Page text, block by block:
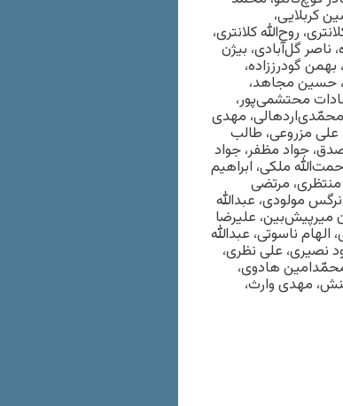
کربلایی،
روح‌الله کلانتری،
ناصر گل‌آبادی، بیژن
گودرززاده،
حسین مجاهد،
محتشمی‌پور،
مهدی
علی مزروعی، طالب
جواد مظفر، جواد
ملکی، ابراهیم
مرتضی
مولودی، عبدالله
میرپیش‌بین، علیرضا
ناسوتی، عبدالله
نصیری، علی نظری،
محمّدامین هادوی،
مهدی وارث،